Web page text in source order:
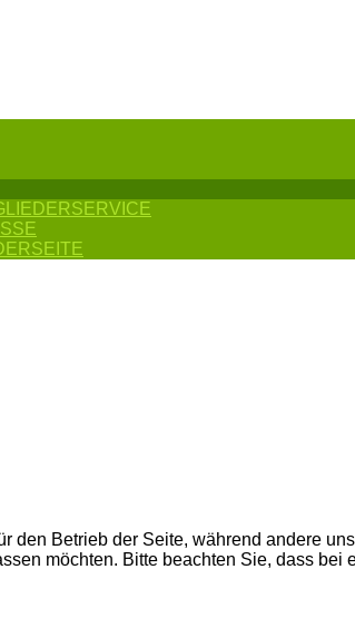
Betrieb der Seite, während andere
möchten. Bitte beachten Sie, dass